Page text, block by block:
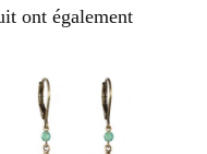
ont également